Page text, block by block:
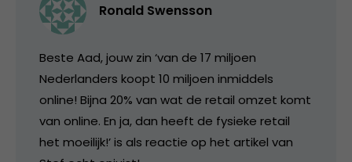
Ronald Swensson
Beste Aad, jouw zin ‘van de 17 miljoen
Nederlanders koopt 10 miljoen inmiddels
online! Bijna 20% van wat de retail omzet komt
van online. En ja, dan heeft de fysieke retail
het moeilijk!’ is als reactie op het artikel van